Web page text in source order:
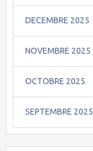
DECEMBRE 2025
NOVEMBRE 2025
OCTOBRE 2025
SEPTEMBRE 2025